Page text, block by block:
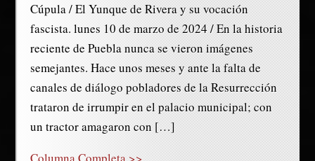
Cúpula / El Yunque de Rivera y su vocación
fascista. lunes 10 de marzo de 2024 / En la historia
reciente de Puebla nunca se vieron imágenes
semejantes. Hace unos meses y ante la falta de
canales de diálogo pobladores de la Resurrección
trataron de irrumpir en el palacio municipal; con
un tractor amagaron con […]